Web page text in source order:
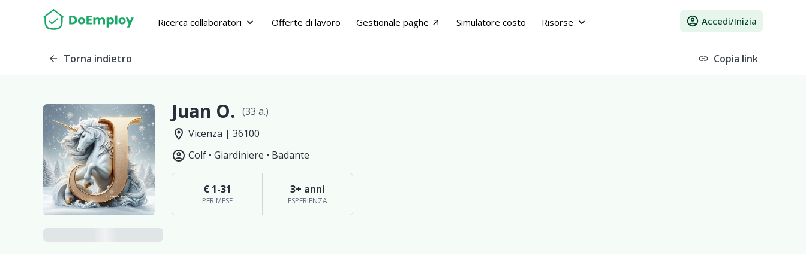
Ricerca collaboratori keyboard_arrow_down Offerte di lavoro Gestionale paghe arrow_outward Simulatore costo Risorse keyboard_arrow_down account_circle Accedi/Inizia
arrow_back Torna indietro link Copia link
Juan O. (33 a.)
location_on Vicenza | 36100
account_circle Colf • Giardiniere • Badante
€ 1-31
PER MESE
3+ anni
ESPERIENZA